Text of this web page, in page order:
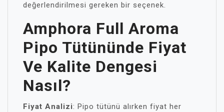
değerlendirilmesi gereken bir seçenek.
Amphora Full Aroma
Pipo Tütününde Fiyat
Ve Kalite Dengesi
Nasıl?
Fiyat Analizi: Pipo tütünü alırken fiyat her